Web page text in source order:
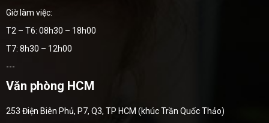
Giờ làm việc:
T2 – T6: 08h30 – 18h00
T7: 8h30 – 12h00
---
Văn phòng HCM
253 Điện Biên Phủ, P7, Q3, TP HCM (khúc Trần Quốc Thảo)